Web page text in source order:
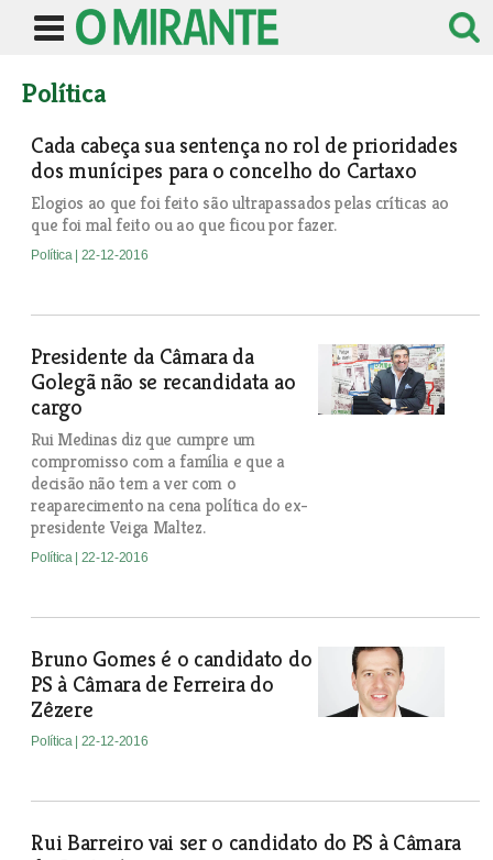
Política
Cada cabeça sua sentença no rol de prioridades
dos munícipes para o concelho do Cartaxo
Elogios ao que foi feito são ultrapassados pelas críticas ao
que foi mal feito ou ao que ficou por fazer.
Política | 22-12-2016
Presidente da Câmara da
Golegã não se recandidata ao
cargo
Rui Medinas diz que cumpre um
compromisso com a família e que a
decisão não tem a ver com o
reaparecimento na cena política do ex-
presidente Veiga Maltez.
Política | 22-12-2016
Bruno Gomes é o candidato do
PS à Câmara de Ferreira do
Zêzere
Política | 22-12-2016
Rui Barreiro vai ser o candidato do PS à Câmara